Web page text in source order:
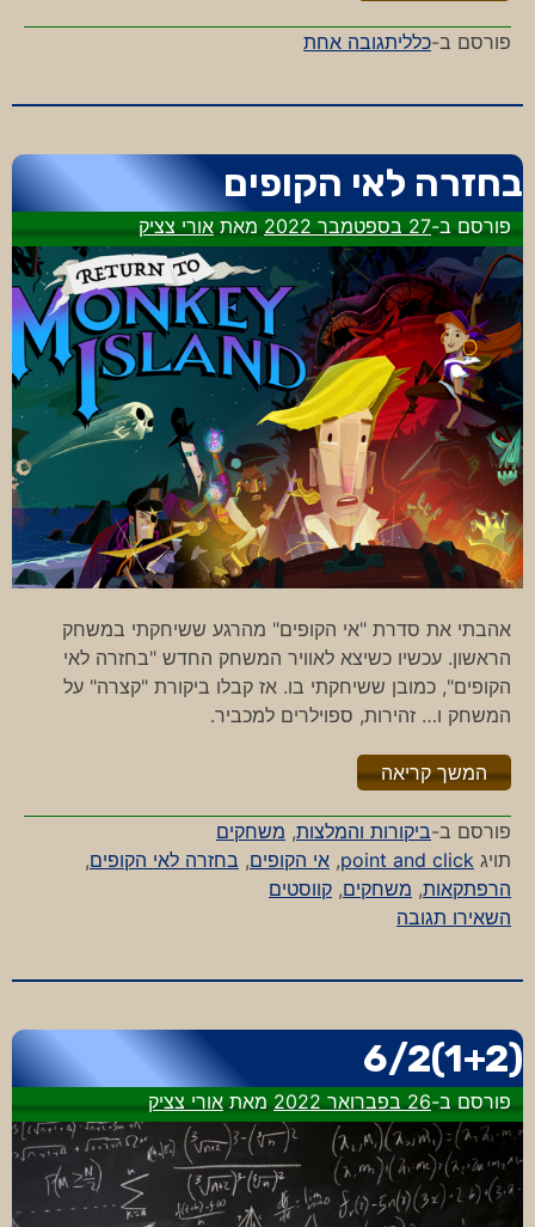
פורסם ב-כלליתגובה אחתעל
2021
בחזרה לאי הקופים
פורסם ב-27 בספטמבר 2022 מאתאורי צציק
אהבתי את סדרת "אי הקופים" מהרגע ששיחקתי במשחק
הראשון. עכשיו כשיצא לאוויר המשחק החדש "בחזרה לאי
הקופים", כמובן ששיחקתי בו. אז קבלו ביקורת "קצרה" על
המשחק ו… זהירות, ספוילרים למכביר.
המשך קריאה"%s"
פורסם ב-ביקורות והמלצות, משחקים
תויג point and click
, אי הקופים, בחזרה לאי הקופים,
הרפתקאות, משחקים, קווסטים
השאירו תגובה
‎6/2(1+2)
פורסם ב-26 בפברואר 2022 מאתאורי צציק